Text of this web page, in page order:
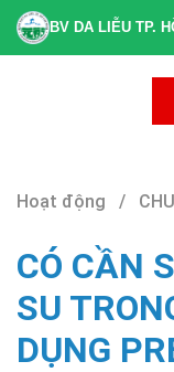
BV DA LIỄU TP.
Hoạt động /
CÓ CẦN
SU
DỤNG